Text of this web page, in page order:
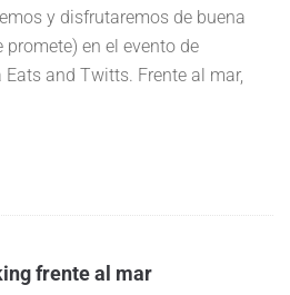
y disfrutaremos de buena
en el evento de
and Twitts. Frente al mar,
frente al mar